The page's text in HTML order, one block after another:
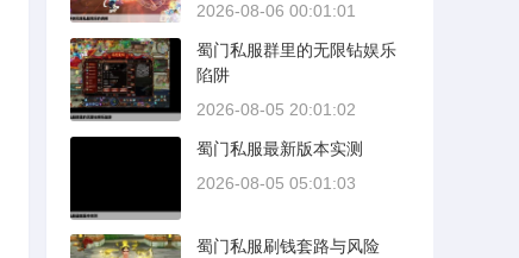
2026-08-06 00:01:01
蜀门私服群里的无限钻娱乐
陷阱
2026-08-05 20:01:02
蜀门私服最新版本实测
2026-08-05 05:01:03
蜀门私服刷钱套路与风险